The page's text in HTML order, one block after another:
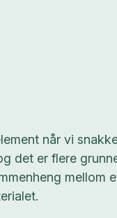
når vi
det er flere
mellom